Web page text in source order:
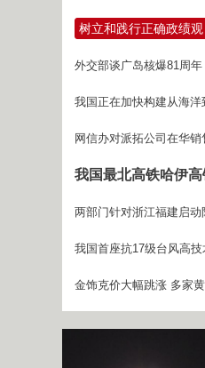
树立和践行正确政绩观
外交部谈广岛核爆81周
我国正在加快构建从海
网信办对派拓公司在华
我国最北高铁哈伊
两部门针对浙江福建启
我国首座抗17级台风高
金饰克价大幅跳涨 多家